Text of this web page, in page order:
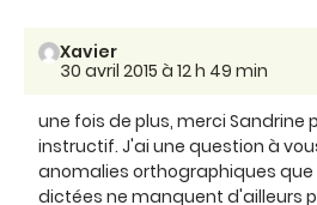
Xavier
30 avril 2015 à 12 h 49 min
une fois de plus, merci Sandrine
instructif. J'ai une question à
anomalies orthographiques
dictées ne manquent d'ailleurs